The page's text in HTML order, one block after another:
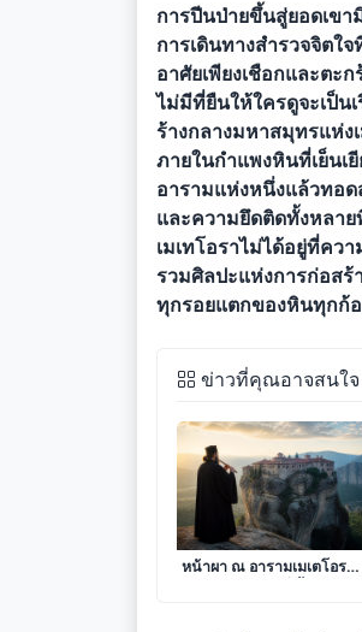
การปีนป่ายขึ้นสู่ยอดเขา
การเดินทางสำรวจจิตใ
อาศัยเพียงเชือกและต
ไม่มีที่ยืนให้ใครดูจะเป็น
ร้างกลางมหาสมุทรแห่
ภายในกำแพงหินที่เย็นเ
อารามแห่งหนึ่งแล้วทอด
และความยึดติดทั้งหลาย
เมเทโอราไม่ได้อยู่ที่คว
รวมศิลปะแห่งการก่อสร้
ทุกรอยแตกของหินทุกก้
ข่าวที่คุณอาจสนใจ
บทเพลงแห่งศรัทธาบนยอด
หน้าผา ณ อารามเมเตโอรา